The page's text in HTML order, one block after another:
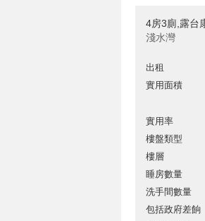
4房3廁,露台
淺水灣
出租
實用面積
實用率
樓盤類型
樓層
睡房數量
洗手間數量
包括政府差餉